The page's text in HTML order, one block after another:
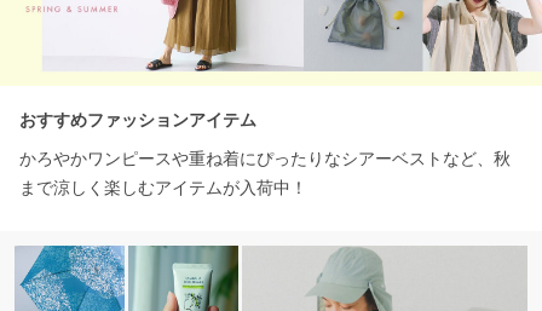
おすすめファッションアイテム
かろやかワンピースや重ね着にぴったりなシアーベストなど、秋
まで涼しく楽しむアイテムが入荷中！